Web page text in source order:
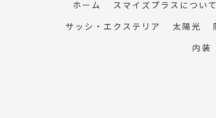
ホーム スマイズプラスについて
サッシ・エクステリア 太陽光
内装